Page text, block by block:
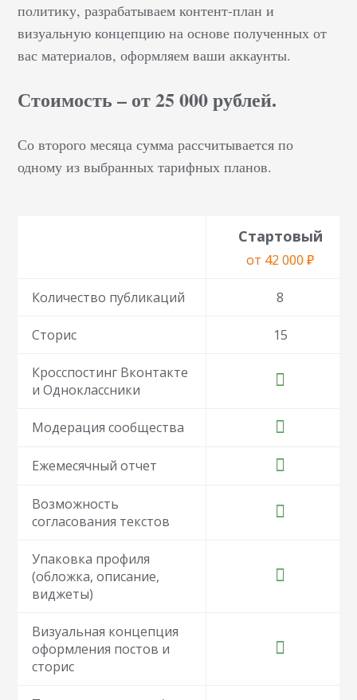
политику, разрабатываем контент-план и
визуальную концепцию на основе полученных от
вас материалов, оформляем ваши аккаунты.
Стоимость – от 25 000 рублей.
Со второго месяца сумма рассчитывается по
одному из выбранных тарифных планов.
Стартовый
от 42 000 ₽
Количество публикаций 8
Сторис 15
Кросспостинг Вконтакте
и Одноклассники
Модерация сообщества
Ежемесячный отчет
Возможность
согласования текстов
Упаковка профиля
(обложка, описание,
виджеты)
Визуальная концепция
оформления постов и
сторис